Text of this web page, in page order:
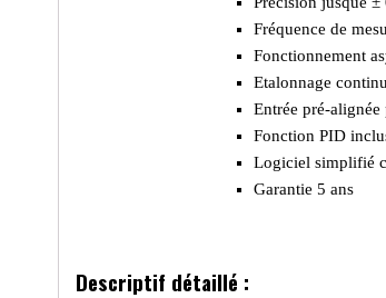
Fréquence de
Fonctionnement
Etalonnage
Entrée pré-alignée
Fonction PID
Logiciel simplifié
Garantie 5 ans
Descriptif détaillé :